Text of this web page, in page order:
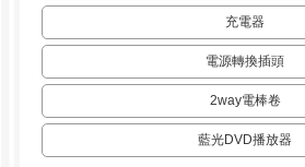
充電器
電源轉換插頭
2way電棒卷
藍光DVD播放器